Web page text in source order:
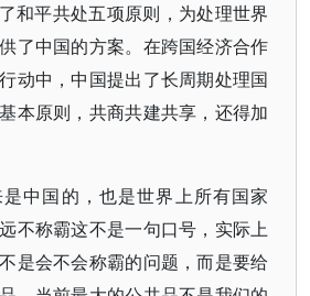
和平共处五项原则，为处理世界
了中国的方案。在跨国经济合作
动中，中国提出了长周期处理国
本原则，共商共建共享，还得加
中国的，也是世界上所有国家
不称霸这不是一句口号，实际上
是会不会称霸的问题，而是要给